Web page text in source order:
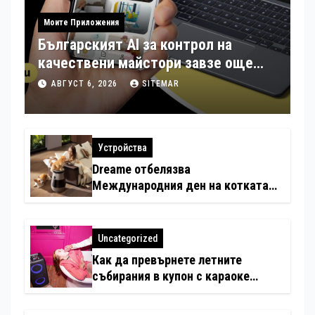
Моите Приложения
Българският AI за контрол на
качествени майстори завзе още
шест страни в Европа
АВГУСТ 6, 2026 SITEMAR
Устройства
Dreame отбелязва
Международния ден на котката
любимци
Uncategorized
Как да превърнете летните
събирания в купон с караоке